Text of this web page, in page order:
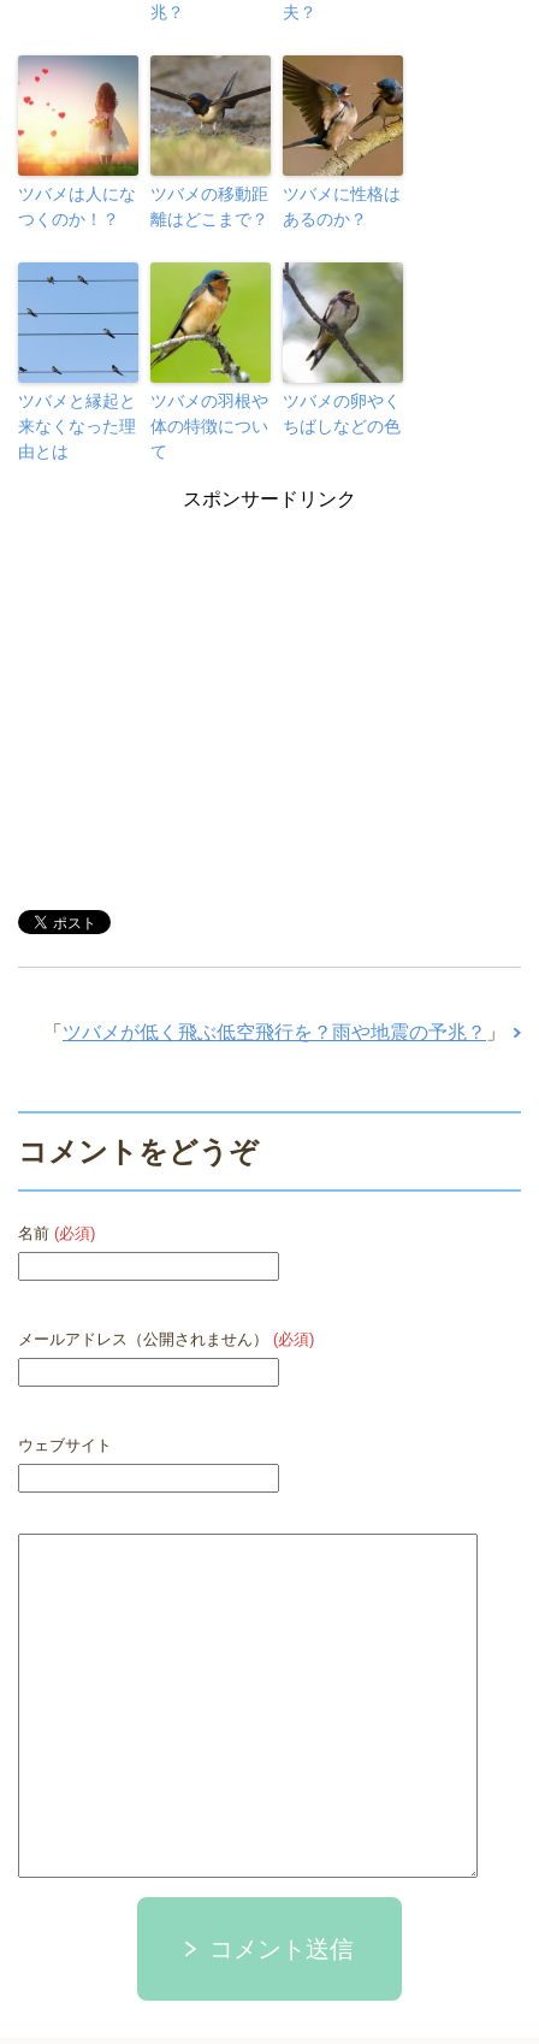
兆？ 夫？
ツバメは人にな
つくのか！？
ツバメの移動距
離はどこまで？
ツバメに性格は
あるのか？
ツバメと縁起と
来なくなった理
由とは
ツバメの羽根や
体の特徴につい
て
ツバメの卵やく
ちばしなどの色
スポンサードリンク
「 ツバメが低く飛ぶ低空飛行を？雨や地震の予兆？ 」
コメントをどうぞ
名前 (必須)
メールアドレス（公開されません） (必須)
ウェブサイト
コメント送信